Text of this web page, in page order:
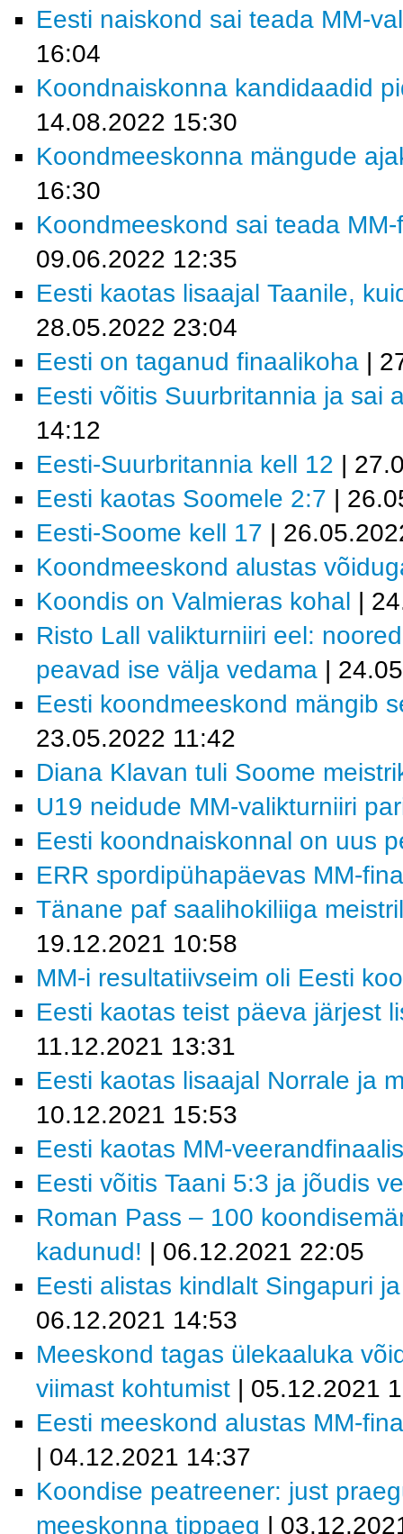
Eesti naiskond sai teada MM-
16:04
Koondnaiskonna kandidaadid
14.08.2022 15:30
Koondmeeskonna mängude
16:30
Koondmeeskond sai teada
09.06.2022 12:35
Eesti kaotas lisaajal Taanile,
28.05.2022 23:04
Eesti on taganud finaalikoha |
Eesti võitis Suurbritannia ja sai
14:12
Eesti-Suurbritannia kell 12 |
Eesti kaotas Soomele 2:7 |
Eesti-Soome kell 17 |
Koondmeeskond alustas
Koondis on Valmieras kohal |
Risto Lall valikturniiri eel:
peavad ise välja vedama |
Eesti koondmeeskond mängib
23.05.2022 11:42
Diana Klavan tuli Soome
U19 neidude MM-valikturniiri
Eesti koondnaiskonnal on uus
ERR spordipühapäevas MM-
Tänane paf saalihokiliiga
19.12.2021 10:58
MM-i resultatiivseim oli Eesti
Eesti kaotas teist päeva järjest
11.12.2021 13:31
Eesti kaotas lisaajal Norrale ja
10.12.2021 15:53
Eesti kaotas MM-
Eesti võitis Taani 5:3 ja jõudis
Roman Pass – 100
kadunud! | 06.12.2021 22:05
Eesti alistas kindlalt Singapuri
06.12.2021 14:53
Meeskond tagas ülekaaluka
viimast kohtumist | 05.12.2021
Eesti meeskond alustas MM-
| 04.12.2021 14:37
Koondise peatreener: just
meeskonna tippaeg |